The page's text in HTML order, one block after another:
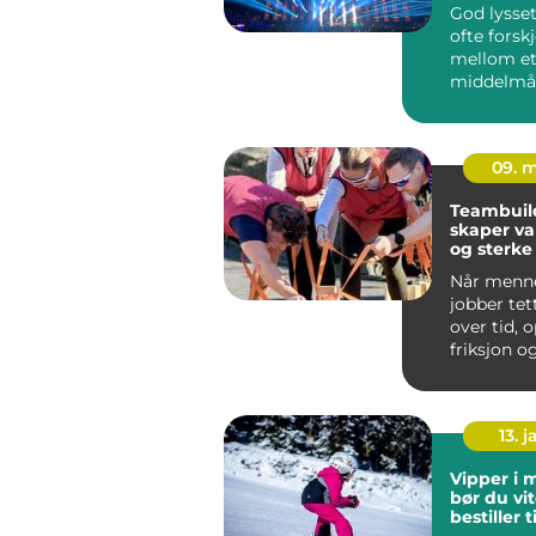
God
ofte
mellom et
legg...
09.
skaper
og
Når
jobber
over tid,
friksjon
13.
Vipper i
bør du
bestiller